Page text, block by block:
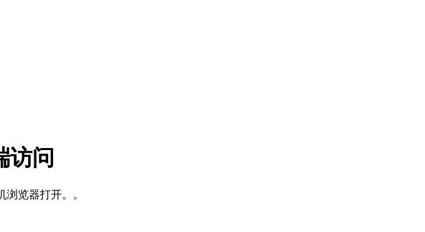
访问
览器打开。。